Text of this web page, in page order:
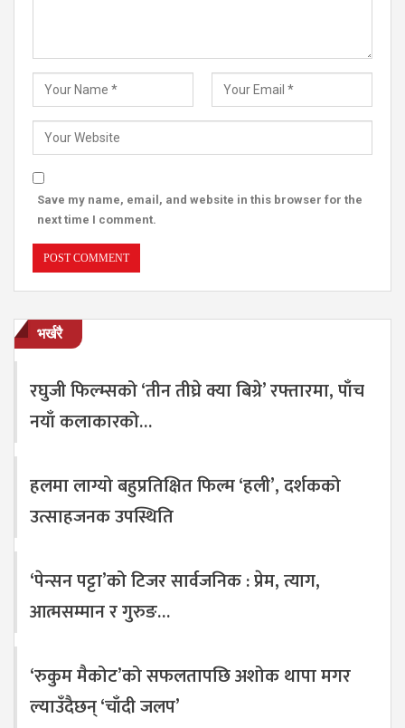
Save my name, email, and website in this browser for the
next time I comment.
भर्खरै
रघुजी फिल्म्सको ‘तीन तीघ्रे क्या बिग्रे’ रफ्तारमा, पाँच
नयाँ कलाकारको…
हलमा लाग्यो बहुप्रतिक्षित फिल्म ‘हली’, दर्शकको
उत्साहजनक उपस्थिति
‘पेन्सन पट्टा’को टिजर सार्वजनिक : प्रेम, त्याग,
आत्मसम्मान र गुरुङ…
‘रुकुम मैकोट’को सफलतापछि अशोक थापा मगर
ल्याउँदैछन् ‘चाँदी जलप’